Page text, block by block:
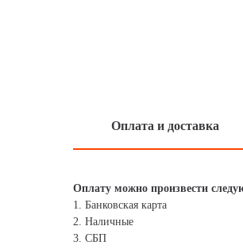
Оплата и доставка
Оплату можно произвести
1. Банковская карта
2. Наличные
3. СБП